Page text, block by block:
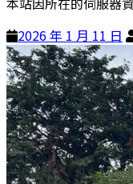
2026 年 1 月 11 日